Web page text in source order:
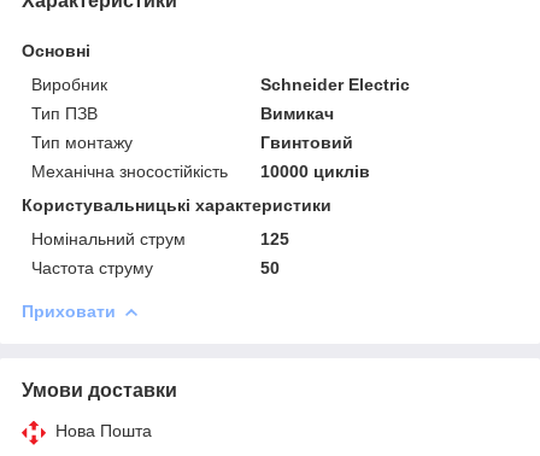
Основні
Виробник
Schneider Electric
Тип ПЗВ
Вимикач
Тип монтажу
Гвинтовий
Механічна зносостійкість
10000 циклів
Користувальницькі характеристики
Номінальний струм
125
Частота струму
50
Приховати
Умови доставки
Нова Пошта